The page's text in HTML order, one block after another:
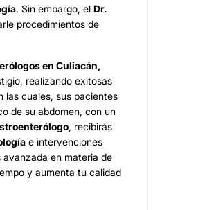
. Sin embargo, el Dr.
procedimientos de
en Culiacán,
realizando exitosas
las cuales, sus pacientes
de su abdomen, con un
, recibirás
e intervenciones
en materia de
y aumenta tu calidad